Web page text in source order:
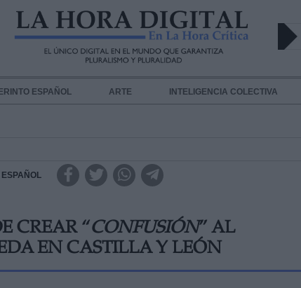
ESPAÑOL ARTE INTELIGENCIA COLECTIVA
CREAR “CONFUSIÓN” AL
EN CASTILLA Y LEÓN